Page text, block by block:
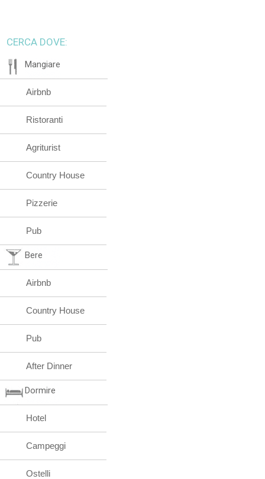
CERCA DOVE:
Mangiare
Airbnb
Ristoranti
Agriturist
Country House
Pizzerie
Pub
Bere
Airbnb
Country House
Pub
After Dinner
Dormire
Hotel
Campeggi
Ostelli